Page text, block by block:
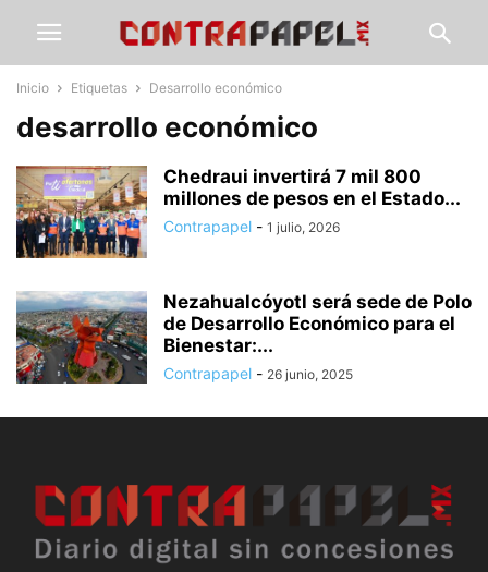
Inicio Etiquetas Desarrollo económico
desarrollo económico
Chedraui invertirá 7 mil 800
millones de pesos en el Estado...
Contrapapel - 1 julio, 2026
Nezahualcóyotl será sede de Polo
de Desarrollo Económico para el
Bienestar:...
Contrapapel - 26 junio, 2025